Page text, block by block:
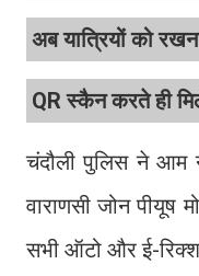
अब यात्रियों को
QR स्कैन करते ही
चंदौली पुलिस ने आम
वाराणसी जोन पीयूष
सभी ऑटो और ई-